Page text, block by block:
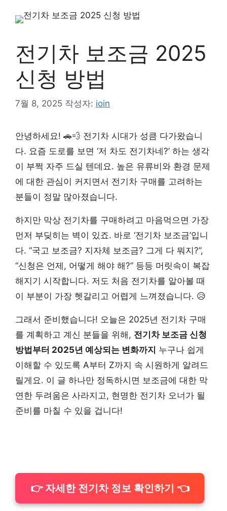
전기차 보조금 2025
신청 방법
7월 8, 2025 작성자: ioin
안녕하세요! 🚗💨 전기차 시대가 성큼 다가왔습니
다. 요즘 도로를 보면 ‘저 차도 전기차네?’ 하는 생각
이 부쩍 자주 드실 텐데요. 높은 유류비와 환경 문제
에 대한 관심이 커지면서 전기차 구매를 고려하는
분들이 정말 많아졌습니다.
하지만 막상 전기차를 구매하려고 마음먹으면 가장
먼저 부딪히는 벽이 있죠. 바로 ‘전기차 보조금’입니
다. “국고 보조금? 지자체 보조금? 그게 다 뭐지?”,
“신청은 언제, 어떻게 해야 해?” 등등 머릿속이 복잡
해지기 시작합니다. 저도 처음 전기차를 알아볼 때
이 부분이 가장 헷갈리고 어렵게 느껴졌습니다. 😥
그래서 준비했습니다! 오늘은 2025년 전기차 구매
를 계획하고 계신 분들을 위해, 전기차 보조금 신청
방법부터 2025년 예상되는 변화까지 누구나 쉽게
이해할 수 있도록 A부터 Z까지 속 시원하게 알려드
릴게요. 이 글 하나만 정독하시면 보조금에 대한 막
연한 두려움은 사라지고, 현명한 전기차 오너가 될
준비를 마칠 수 있을 겁니다!
👉 자세한 전기차 정보 확인하기 👈